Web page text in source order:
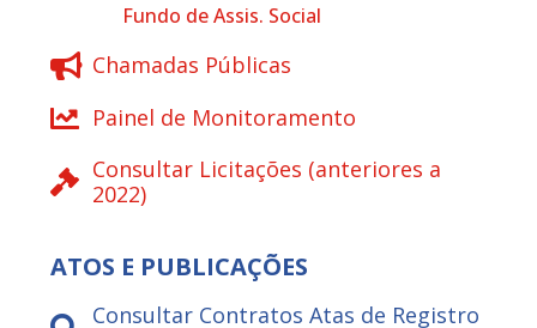
Fundo de Assis. Social
Chamadas Públicas
Painel de Monitoramento
Consultar Licitações (anteriores a
2022)
ATOS E PUBLICAÇÕES
Consultar Contratos Atas de Registro